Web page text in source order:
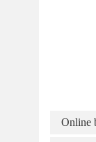
Online